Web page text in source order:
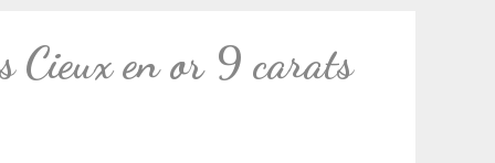
Cieux en or 9 carats